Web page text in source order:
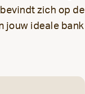
zich op de
jouw ideale bank